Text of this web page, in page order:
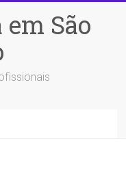
São